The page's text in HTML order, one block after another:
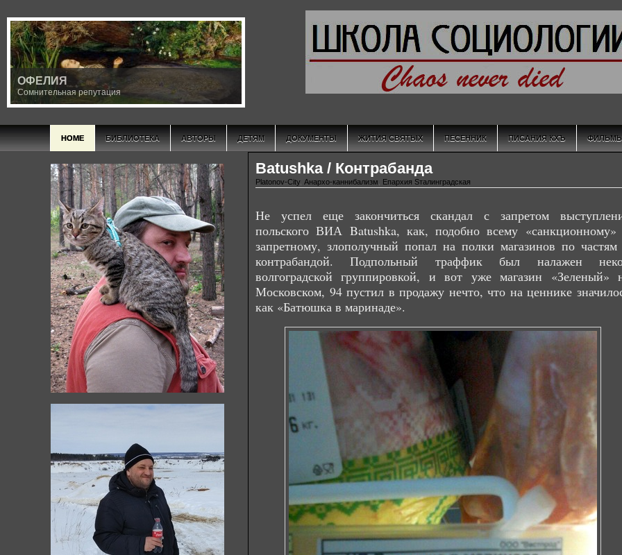
ОФЕЛИЯ
Сомнительная репутация
HOME БИБЛИОТЕКА АВТОРЫ ДЕТЯМ ДОКУМЕНТЫ ЖИТИЯ СВЯТЫХ ПЕСЕННИК ПИСАНИЯ КХЪ
Batushka / Контрабанда
Platonov-City Анархо-каннибализм Епархия Sталинградская
Не успел еще закончиться скандал с запретом
польского ВИА Batushka, как, подобно всему
запретному, злополучный попал на полки магазинов по
контрабандой. Подпольный траффик был налажен
волгоградской группировкой, и вот уже магазин «Зеленый»
Московском, 94 пустил в продажу нечто, что на ценнике
как «Батюшка в маринаде».